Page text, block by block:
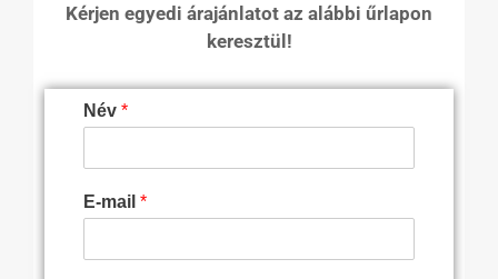
Kérjen egyedi árajánlatot az alábbi űrlapon
keresztül!
Név *
E-mail *